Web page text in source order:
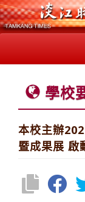
學校
本校主辦
暨成果展 啟